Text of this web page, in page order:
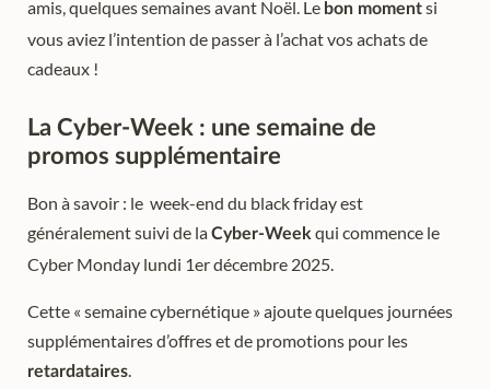
amis, quelques semaines avant Noël. Le bon momentsi
vous aviez l’intention de passer à l’achat vos achats de
cadeaux !
La Cyber-Week : une semaine de
promos supplémentaire
Bon à savoir : le week-end du black friday est
généralement suivi de laCyber-Week qui commence le
Cyber Monday lundi 1er décembre 2025.
Cette « semaine cybernétique » ajoute quelques journées
supplémentaires d’offres et de promotions pour les
retardataires